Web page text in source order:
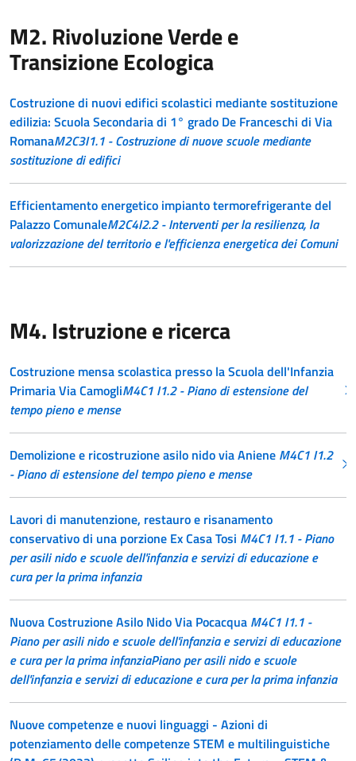
M2. Rivoluzione Verde e
Transizione Ecologica
Costruzione di nuovi edifici scolastici mediante sostituzione
edilizia: Scuola Secondaria di 1° grado De Franceschi di Via
RomanaM2C3I1.1 - Costruzione di nuove scuole mediante
sostituzione di edifici
Efficientamento energetico impianto termorefrigerante del
Palazzo ComunaleM2C4I2.2 - Interventi per la resilienza, la
valorizzazione del territorio e l'efficienza energetica dei Comuni
M4. Istruzione e ricerca
Costruzione mensa scolastica presso la Scuola dell'Infanzia
Primaria Via CamogliM4C1 I1.2 - Piano di estensione del
tempo pieno e mense
Demolizione e ricostruzione asilo nido via Aniene M4C1 I1.2
- Piano di estensione del tempo pieno e mense
Lavori di manutenzione, restauro e risanamento
conservativo di una porzione Ex Casa Tosi M4C1 I1.1 - Piano
per asili nido e scuole dell'infanzia e servizi di educazione e
cura per la prima infanzia
Nuova Costruzione Asilo Nido Via Pocacqua M4C1 I1.1 -
Piano per asili nido e scuole dell'infanzia e servizi di educazione
e cura per la prima infanziaPiano per asili nido e scuole
dell'infanzia e servizi di educazione e cura per la prima infanzia
Nuove competenze e nuovi linguaggi - Azioni di
potenziamento delle competenze STEM e multilinguistiche